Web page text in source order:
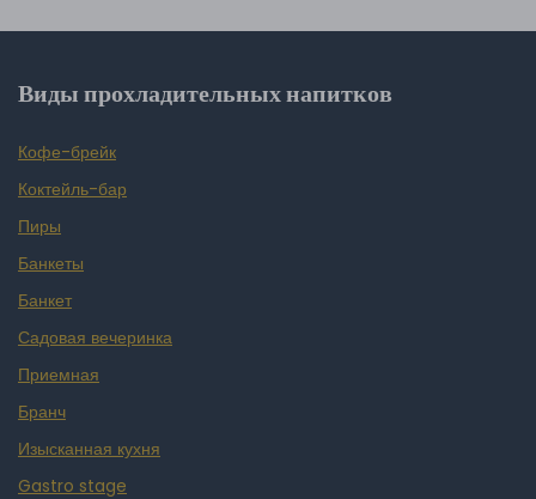
Виды прохладительных напитков
Кофе-брейк
Коктейль-бар
Пиры
Банкеты
Банкет
Садовая вечеринка
Приемная
Бранч
Изысканная кухня
Gastro stage